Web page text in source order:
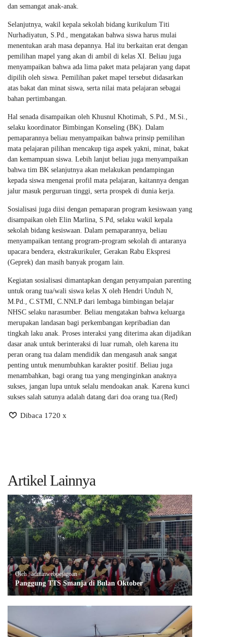
dan semangat anak-anak.
Selanjutnya, wakil kepala sekolah bidang kurikulum Titi
Nurhadiyatun, S.Pd., mengatakan bahwa siswa harus mulai
menentukan arah masa depannya. Hal itu berkaitan erat dengan
pemilihan mapel yang akan di ambil di kelas XI. Beliau juga
menyampaikan bahwa ada lima paket mata pelajaran yang dapat
dipilih oleh siswa. Pemilihan paket mapel tersebut didasarkan
atas bakat dan minat siswa, serta nilai mata pelajaran sebagai
bahan pertimbangan.
Hal senada disampaikan oleh Khusnul Khotimah, S.Pd., M.Si.,
selaku koordinator Bimbingan Konseling (BK). Dalam
pemaparannya beliau menyampaikan bahwa prinsip pemilihan
mata pelajaran pilihan mencakup tiga aspek yakni, minat, bakat
dan kemampuan siswa. Lebih lanjut beliau juga menyampaikan
bahwa tim BK selanjutnya akan melakukan pendampingan
kepada siswa mengenai profil mata pelajaran, kaitannya dengan
jalur masuk perguruan tinggi, serta prospek di dunia kerja.
Sosialisasi juga diisi dengan pemaparan program kesiswaan yang
disampaikan oleh Elin Marlina, S.Pd, selaku wakil kepala
sekolah bidang kesiswaan. Dalam pemaparannya, beliau
menyampaikan tentang program-program sekolah di antaranya
upacara bendera, ekstrakurikuler, Gerakan Rabu Ekspresi
(Geprek) dan masih banyak progam lain.
Kegiatan sosialisasi dimantapkan dengan penyampaian parenting
untuk orang tua/wali siswa kelas X oleh Hendri Unduh N,
M.Pd., C.STMI, C.NNLP dari lembaga bimbingan belajar
NHSC selaku narasumber. Beliau mengatakan bahwa keluarga
merupakan landasan bagi perkembangan kepribadian dan
tingkah laku anak. Proses interaksi yang diterima akan dijadikan
dasar anak untuk berinteraksi di luar rumah, oleh karena itu
peran orang tua dalam mendidik dan mengasuh anak sangat
penting untuk menumbuhkan karakter positif. Beliau juga
menambahkan, bagi orang tua yang menginginkan anaknya
sukses, jangan lupa untuk selalu mendoakan anak. Karena kunci
sukses salah satunya adalah datang dari doa orang tua.(Red)
Dibaca 1720 x
Artikel Lainnya
Oleh : adminwebpejagoan
Panggung TTS Smanja di Bulan Oktober